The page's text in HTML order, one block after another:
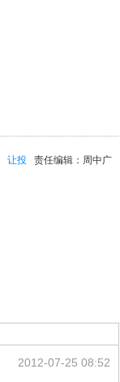
责任编辑：周中广
让投
2012-07-25 08:52